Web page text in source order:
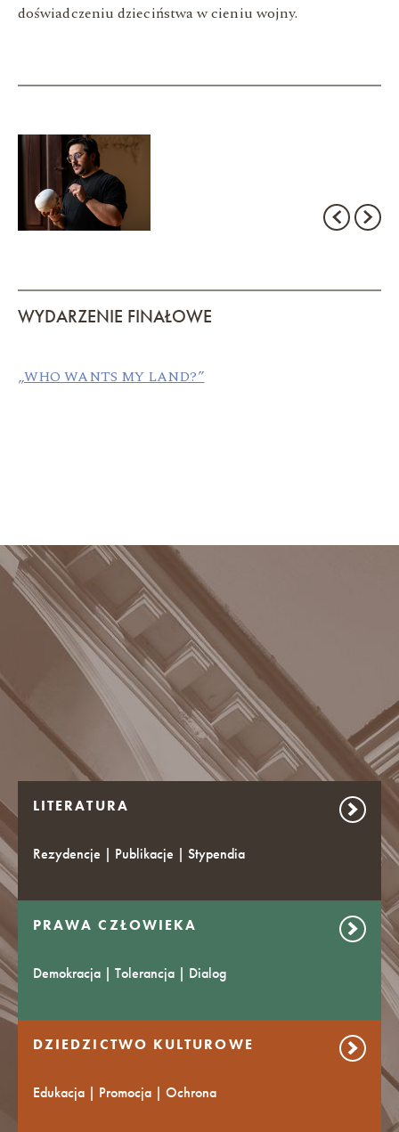
doświadczeniu dzieciństwa w cieniu wojny.
WYDARZENIE FINAŁOWE
„WHO WANTS MY LAND?”
LITERATURA
Rezydencje | Publikacje | Stypendia
PRAWA CZŁOWIEKA
Demokracja | Tolerancja | Dialog
DZIEDZICTWO KULTUROWE
Edukacja | Promocja | Ochrona